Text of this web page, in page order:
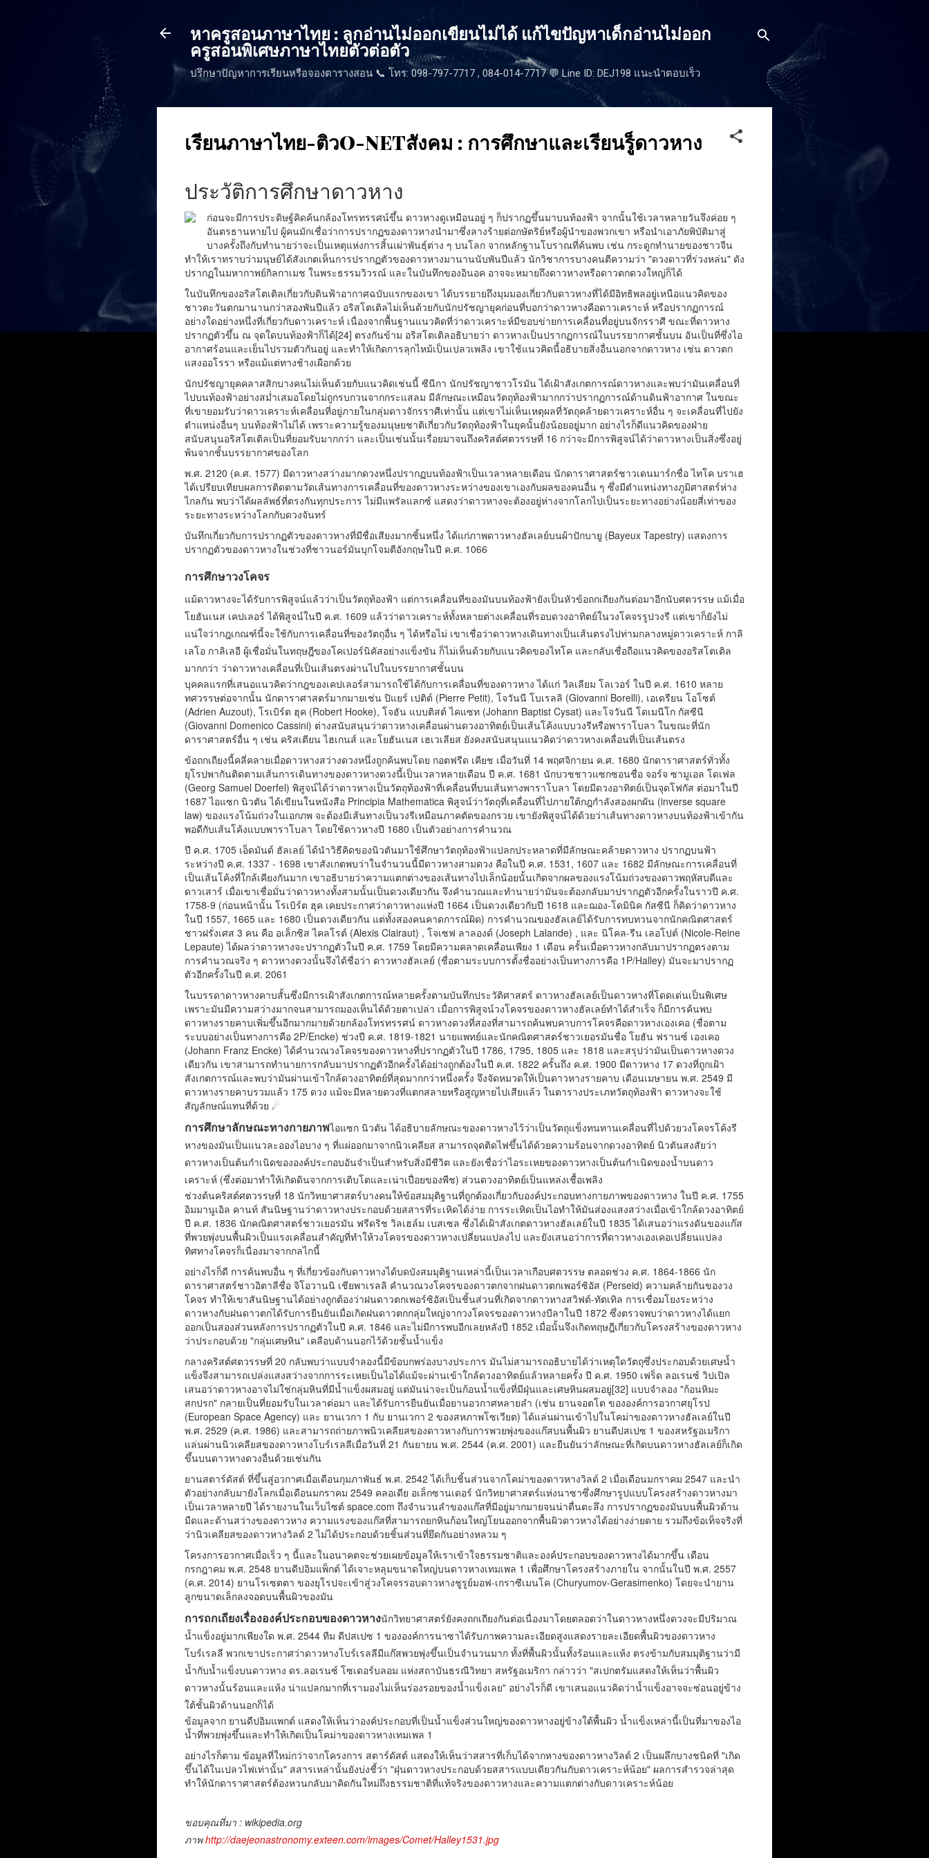
ข้ามไปที่เนื้อหาหลัก
หาครูสอนภาษาไทย : ลูกอ่านไม่ออกเขียนไม่ได้ แก้ไขปัญหาเด็กอ่านไม่ออก
ครูสอนพิเศษภาษาไทยตัวต่อตัว
ปรึกษาปัญหาการเรียนหรือจองตารางสอน 📞 โทร: 098-797-7717 , 084-014-7717 💬 Line ID: DEJ198 แนะนำตอบเร็ว
เรียนภาษาไทย-ติวO-NETสังคม : การศึกษาและเรียนรู็ดาวหาง
ประวัติการศึกษาดาวหาง
ก่อนจะมีการประดิษฐ์คิดค้นกล้องโทรทรรศน์ขึ้น ดาวหางดูเหมือนอยู่ ๆ ก็ปรากฏขึ้นมาบนท้องฟ้า จากนั้นใช้เวลาหลายวันจึงค่อย ๆ
อันตรธานหายไป ผู้คนมักเชื่อว่าการปรากฏของดาวหางนำมาซึ่งลางร้ายต่อกษัตริย์หรือผู้นำของพวกเขา หรือนำเอาภัยพิบัติมาสู่
บางครั้งถึงกับทำนายว่าจะเป็นเหตุแห่งการสิ้นเผ่าพันธุ์ต่าง ๆ บนโลก จากหลักฐานโบราณที่ค้นพบ เช่น กระดูกทำนายของชาวจีน
ทำให้เราทราบว่ามนุษย์ได้สังเกตเห็นการปรากฏตัวของดาวหางมานานนับพันปีแล้ว นักวิชาการบางคนตีความว่า "ดวงดาวที่ร่วงหล่น" ดัง
ปรากฏในมหากาพย์กิลกาเมช ในพระธรรมวิวรณ์ และในบันทึกของอินอค อาจจะหมายถึงดาวหางหรือดาวตกดวงใหญ่ก็ได้
ในบันทึกของอริสโตเติลเกี่ยวกับดินฟ้าอากาศฉบับแรกของเขา ได้บรรยายถึงมุมมองเกี่ยวกับดาวหางที่ได้มีอิทธิพลอยู่เหนือแนวคิดของ
ชาวตะวันตกมานานกว่าสองพันปีแล้ว อริสโตเติลไม่เห็นด้วยกับนักปรัชญายุคก่อนที่บอกว่าดาวหางคือดาวเคราะห์ หรือปรากฏการณ์
อย่างใดอย่างหนึ่งที่เกี่ยวกับดาวเคราะห์ เนื่องจากพื้นฐานแนวคิดที่ว่าดาวเคราะห์มีขอบข่ายการเคลื่อนที่อยู่บนจักรราศี ขณะที่ดาวหาง
ปรากฏตัวขึ้น ณ จุดใดบนท้องฟ้าก็ได้[24] ตรงกันข้าม อริสโตเติลอธิบายว่า ดาวหางเป็นปรากฏการณ์ในบรรยากาศชั้นบน อันเป็นที่ซึ่งไอ
อากาศร้อนและเย็นไปรวมตัวกันอยู่ และทำให้เกิดการลุกไหม้เป็นเปลวเพลิง เขาใช้แนวคิดนี้อธิบายสิ่งอื่นนอกจากดาวหาง เช่น ดาวตก
แสงออโรรา หรือแม้แต่ทางช้างเผือกด้วย
นักปรัชญายุคคลาสสิกบางคนไม่เห็นด้วยกับแนวคิดเช่นนี้ ซีนีกา นักปรัชญาชาวโรมัน ได้เฝ้าสังเกตการณ์ดาวหางและพบว่ามันเคลื่อนที่
ไปบนท้องฟ้าอย่างสม่ำเสมอโดยไม่ถูกรบกวนจากกระแสลม มีลักษณะเหมือนวัตถุท้องฟ้ามากกว่าปรากฏการณ์ด้านดินฟ้าอากาศ ในขณะ
ที่เขายอมรับว่าดาวเคราะห์เคลื่อนที่อยู่ภายในกลุ่มดาวจักรราศีเท่านั้น แต่เขาไม่เห็นเหตุผลที่วัตถุคล้ายดาวเคราะห์อื่น ๆ จะเคลื่อนที่ไปยัง
ตำแหน่งอื่นๆ บนท้องฟ้าไม่ได้ เพราะความรู้ของมนุษยชาติเกี่ยวกับวัตถุท้องฟ้าในยุคนั้นยังน้อยอยู่มาก อย่างไรก็ดีแนวคิดของฝ่าย
สนับสนุนอริสโตเติลเป็นที่ยอมรับมากกว่า และเป็นเช่นนั้นเรื่อยมาจนถึงคริสต์ศตวรรษที่ 16 กว่าจะมีการพิสูจน์ได้ว่าดาวหางเป็นสิ่งซึ่งอยู่
พ้นจากชั้นบรรยากาศของโลก
พ.ศ. 2120 (ค.ศ. 1577) มีดาวหางสว่างมากดวงหนึ่งปรากฏบนท้องฟ้าเป็นเวลาหลายเดือน นักดาราศาสตร์ชาวเดนมาร์กชื่อ ไทโค บราเฮ
ได้เปรียบเทียบผลการติดตามวัดเส้นทางการเคลื่อนที่ของดาวหางระหว่างของเขาเองกับผลของคนอื่น ๆ ซึ่งมีตำแหน่งทางภูมิศาสตร์ห่าง
ไกลกัน พบว่าได้ผลลัพธ์ที่ตรงกันทุกประการ ไม่มีแพรัลแลกซ์ แสดงว่าดาวหางจะต้องอยู่ห่างจากโลกไปเป็นระยะทางอย่างน้อยสี่เท่าของ
ระยะทางระหว่างโลกกับดวงจันทร์
บันทึกเกี่ยวกับการปรากฏตัวของดาวหางที่มีชื่อเสียงมากชิ้นหนึ่ง ได้แก่ภาพดาวหางฮัลเลย์บนผ้าปักบายู (Bayeux Tapestry) แสดงการ
ปรากฏตัวของดาวหางในช่วงที่ชาวนอร์มันบุกโจมตีอังกฤษในปี ค.ศ. 1066
การศึกษาวงโคจร
แม้ดาวหางจะได้รับการพิสูจน์แล้วว่าเป็นวัตถุท้องฟ้า แต่การเคลื่อนที่ของมันบนท้องฟ้ายังเป็นหัวข้อถกเถียงกันต่อมาอีกนับศตวรรษ แม้เมื่อ
โยฮันเนส เคปเลอร์ ได้พิสูจน์ในปี ค.ศ. 1609 แล้วว่าดาวเคราะห์ทั้งหลายต่างเคลื่อนที่รอบดวงอาทิตย์ในวงโคจรรูปวงรี แต่เขาก็ยังไม่
แน่ใจว่ากฎเกณฑ์นี้จะใช้กับการเคลื่อนที่ของวัตถุอื่น ๆ ได้หรือไม่ เขาเชื่อว่าดาวหางเดินทางเป็นเส้นตรงไปท่ามกลางหมู่ดาวเคราะห์ กาลิ
เลโอ กาลิเลอี ผู้เชื่อมั่นในทฤษฎีของโคเปอร์นิคัสอย่างแข็งขัน ก็ไม่เห็นด้วยกับแนวคิดของไทโค และกลับเชื่อถือแนวคิดของอริสโตเติล
มากกว่า ว่าดาวหางเคลื่อนที่เป็นเส้นตรงผ่านไปในบรรยากาศชั้นบน
บุคคลแรกที่เสนอแนวคิดว่ากฎของเคปเลอร์สามารถใช้ได้กับการเคลื่อนที่ของดาวหาง ได้แก่ วิลเลียม โลเวอร์ ในปี ค.ศ. 1610 หลาย
ทศวรรษต่อจากนั้น นักดาราศาสตร์มากมายเช่น ปิแยร์ เปติต์ (Pierre Petit), โจวันนี โบเรลลิ (Giovanni Borelli), เอเดรียน โอโซต์
(Adrien Auzout), โรเบิร์ต ฮุค (Robert Hooke), โจฮัน แบบติสต์ ไคแซท (Johann Baptist Cysat) และโจวันนี โดเมนีโก กัสซีนี
(Giovanni Domenico Cassini) ต่างสนับสนุนว่าดาวหางเคลื่อนผ่านดวงอาทิตย์เป็นเส้นโค้งแบบวงรีหรือพาราโบลา ในขณะที่นัก
ดาราศาสตร์อื่น ๆ เช่น คริสเตียน ไฮเกนส์ และโยฮันเนส เฮเวเลียส ยังคงสนับสนุนแนวคิดว่าดาวหางเคลื่อนที่เป็นเส้นตรง
ข้อถกเถียงนี้คลี่คลายเมื่อดาวหางสว่างดวงหนึ่งถูกค้นพบโดย กอตฟรีด เคียช เมื่อวันที่ 14 พฤศจิกายน ค.ศ. 1680 นักดาราศาสตร์ทั่วทั้ง
ยุโรปพากันติดตามเส้นการเดินทางของดาวหางดวงนี้เป็นเวลาหลายเดือน ปี ค.ศ. 1681 นักบวชชาวแซกซอนชื่อ จอร์จ ซามูเอล โดเฟล
(Georg Samuel Doerfel) พิสูจน์ได้ว่าดาวหางเป็นวัตถุท้องฟ้าที่เคลื่อนที่บนเส้นทางพาราโบลา โดยมีดวงอาทิตย์เป็นจุดโฟกัส ต่อมาในปี
1687 ไอแซก นิวตัน ได้เขียนในหนังสือ Principia Mathematica พิสูจน์ว่าวัตถุที่เคลื่อนที่ไปภายใต้กฎกำลังสองผกผัน (inverse square
law) ของแรงโน้มถ่วงในเอกภพ จะต้องมีเส้นทางเป็นวงรีเหมือนภาคตัดของกรวย เขายังพิสูจน์ได้ด้วยว่าเส้นทางดาวหางบนท้องฟ้าเข้ากัน
พอดีกับเส้นโค้งแบบพาราโบลา โดยใช้ดาวหางปี 1680 เป็นตัวอย่างการคำนวณ
ปี ค.ศ. 1705 เอ็ดมันด์ ฮัลเลย์ ได้นำวิธีคิดของนิวตันมาใช้ศึกษาวัตถุท้องฟ้าแปลกประหลาดที่มีลักษณะคล้ายดาวหาง ปรากฏบนฟ้า
ระหว่างปี ค.ศ. 1337 - 1698 เขาสังเกตพบว่าในจำนวนนี้มีดาวหางสามดวง คือในปี ค.ศ. 1531, 1607 และ 1682 มีลักษณะการเคลื่อนที่
เป็นเส้นโค้งที่ใกล้เคียงกันมาก เขาอธิบายว่าความแตกต่างของเส้นทางไปเล็กน้อยนั้นเกิดจากผลของแรงโน้มถ่วงของดาวพฤหัสบดีและ
ดาวเสาร์ เมื่อเขาเชื่อมั่นว่าดาวหางทั้งสามนั้นเป็นดวงเดียวกัน จึงคำนวณและทำนายว่ามันจะต้องกลับมาปรากฏตัวอีกครั้งในราวปี ค.ศ.
1758-9 (ก่อนหน้านั้น โรเบิร์ต ฮุค เคยประกาศว่าดาวหางแห่งปี 1664 เป็นดวงเดียวกับปี 1618 และฌอง-โดมินิค กัสซีนี ก็คิดว่าดาวหาง
ในปี 1557, 1665 และ 1680 เป็นดวงเดียวกัน แต่ทั้งสองคนคาดการณ์ผิด) การคำนวณของฮัลเลย์ได้รับการทบทวนจากนักคณิตศาสตร์
ชาวฝรั่งเศส 3 คน คือ อเล็กซิส ไคลโรต์ (Alexis Clairaut) , โจเซฟ ลาลองด์ (Joseph Lalande) , และ นิโคล-รีน เลอโปต์ (Nicole-Reine
Lepaute) ได้ผลว่าดาวหางจะปรากฏตัวในปี ค.ศ. 1759 โดยมีความคลาดเคลื่อนเพียง 1 เดือน ครั้นเมื่อดาวหางกลับมาปรากฏตรงตาม
การคำนวณจริง ๆ ดาวหางดวงนั้นจึงได้ชื่อว่า ดาวหางฮัลเลย์ (ชื่อตามระบบการตั้งชื่ออย่างเป็นทางการคือ 1P/Halley) มันจะมาปรากฏ
ตัวอีกครั้งในปี ค.ศ. 2061
ในบรรดาดาวหางคาบสั้นซึ่งมีการเฝ้าสังเกตการณ์หลายครั้งตามบันทึกประวัติศาสตร์ ดาวหางฮัลเลย์เป็นดาวหางที่โดดเด่นเป็นพิเศษ
เพราะมันมีความสว่างมากจนสามารถมองเห็นได้ด้วยตาเปล่า เมื่อการพิสูจน์วงโคจรของดาวหางฮัลเลย์ทำได้สำเร็จ ก็มีการค้นพบ
ดาวหางรายคาบเพิ่มขึ้นอีกมากมายด้วยกล้องโทรทรรศน์ ดาวหางดวงที่สองที่สามารถค้นพบคาบการโคจรคือดาวหางเองเคอ (ชื่อตาม
ระบบอย่างเป็นทางการคือ 2P/Encke) ช่วงปี ค.ศ. 1819-1821 นายแพทย์และนักคณิตศาสตร์ชาวเยอรมันชื่อ โยฮัน ฟรานซ์ เองเคอ
(Johann Franz Encke) ได้คำนวณวงโคจรของดาวหางที่ปรากฏตัวในปี 1786, 1795, 1805 และ 1818 และสรุปว่ามันเป็นดาวหางดวง
เดียวกัน เขาสามารถทำนายการกลับมาปรากฏตัวอีกครั้งได้อย่างถูกต้องในปี ค.ศ. 1822 ครั้นถึง ค.ศ. 1900 มีดาวหาง 17 ดวงที่ถูกเฝ้า
สังเกตการณ์และพบว่ามันผ่านเข้าใกล้ดวงอาทิตย์ที่สุดมากกว่าหนึ่งครั้ง จึงจัดหมวดให้เป็นดาวหางรายคาบ เดือนเมษายน พ.ศ. 2549 มี
ดาวหางรายคาบรวมแล้ว 175 ดวง แม้จะมีหลายดวงที่แตกสลายหรือสูญหายไปเสียแล้ว ในตารางประเภทวัตถุท้องฟ้า ดาวหางจะใช้
สัญลักษณ์แทนที่ด้วย ☄
การศึกษาลักษณะทางกายภาพไอแซก นิวตัน ได้อธิบายลักษณะของดาวหางไว้ว่าเป็นวัตถุแข็งทนทานเคลื่อนที่ไปด้วยวงโคจรโค้งรี
หางของมันเป็นแนวละอองไอบาง ๆ ที่แผ่ออกมาจากนิวเคลียส สามารถจุดติดไฟขึ้นได้ด้วยความร้อนจากดวงอาทิตย์ นิวตันสงสัยว่า
ดาวหางเป็นต้นกำเนิดขององค์ประกอบอันจำเป็นสำหรับสิ่งมีชีวิต และยังเชื่อว่าไอระเหยของดาวหางเป็นต้นกำเนิดของน้ำบนดาว
เคราะห์ (ซึ่งต่อมาทำให้เกิดดินจากการเติบโตและเน่าเปื่อยของพืช) ส่วนดวงอาทิตย์เป็นแหล่งเชื้อเพลิง
ช่วงต้นคริสต์ศตวรรษที่ 18 นักวิทยาศาสตร์บางคนให้ข้อสมมุติฐานที่ถูกต้องเกี่ยวกับองค์ประกอบทางกายภาพของดาวหาง ในปี ค.ศ. 1755
อิมมานูเอิล คานท์ สันนิษฐานว่าดาวหางประกอบด้วยสสารที่ระเหิดได้ง่าย การระเหิดเป็นไอทำให้มันส่องแสงสว่างเมื่อเข้าใกล้ดวงอาทิตย์
ปี ค.ศ. 1836 นักคณิตศาสตร์ชาวเยอรมัน ฟรีดริช วิลเฮล์ม เบสเซล ซึ่งได้เฝ้าสังเกตดาวหางฮัลเลย์ในปี 1835 ได้เสนอว่าแรงดันของแก๊ส
ที่พวยพุ่งบนพื้นผิวเป็นแรงเคลื่อนสำคัญที่ทำให้วงโคจรของดาวหางเปลี่ยนแปลงไป และยังเสนอว่าการที่ดาวหางเองเคอเปลี่ยนแปลง
ทิศทางโคจรก็เนื่องมาจากกลไกนี้
อย่างไรก็ดี การค้นพบอื่น ๆ ที่เกี่ยวข้องกับดาวหางได้บดบังสมมุติฐานเหล่านี้เป็นเวลาเกือบศตวรรษ ตลอดช่วง ค.ศ. 1864-1866 นัก
ดาราศาสตร์ชาวอิตาลีชื่อ จิโอวานนิ เชียพาเรลลิ คำนวณวงโคจรของดาวตกจากฝนดาวตกเพอร์ซิอัส (Perseid) ความคล้ายกันของวง
โคจร ทำให้เขาสันนิษฐานได้อย่างถูกต้องว่าฝนดาวตกเพอร์ซิอัสเป็นชิ้นส่วนที่เกิดจากดาวหางสวิฟต์-ทัตเทิล การเชื่อมโยงระหว่าง
ดาวหางกับฝนดาวตกได้รับการยืนยันเมื่อเกิดฝนดาวตกกลุ่มใหญ่จากวงโคจรของดาวหางบีลาในปี 1872 ซึ่งตรวจพบว่าดาวหางได้แยก
ออกเป็นสองส่วนหลังการปรากฏตัวในปี ค.ศ. 1846 และไม่มีการพบอีกเลยหลังปี 1852 เมื่อนั้นจึงเกิดทฤษฎีเกี่ยวกับโครงสร้างของดาวหาง
ว่าประกอบด้วย "กลุ่มเศษหิน" เคลือบด้านนอกไว้ด้วยชั้นน้ำแข็ง
กลางคริสต์ศตวรรษที่ 20 กลับพบว่าแบบจำลองนี้มีข้อบกพร่องบางประการ มันไม่สามารถอธิบายได้ว่าเหตุใดวัตถุซึ่งประกอบด้วยเศษน้ำ
แข็งจึงสามารถเปล่งแสงสว่างจากการระเหยเป็นไอได้แม้จะผ่านเข้าใกล้ดวงอาทิตย์แล้วหลายครั้ง ปี ค.ศ. 1950 เฟร็ด ลอเรนซ์ วิปเปิล
เสนอว่าดาวหางอาจไม่ใช่กลุ่มหินที่มีน้ำแข็งผสมอยู่ แต่มันน่าจะเป็นก้อนน้ำแข็งที่มีฝุ่นและเศษหินผสมอยู่[32] แบบจำลอง "ก้อนหิมะ
สกปรก" กลายเป็นที่ยอมรับในเวลาต่อมา และได้รับการยืนยันเมื่อยานอวกาศหลายลำ (เช่น ยานจอตโต ขององค์การอวกาศยุโรป
(European Space Agency) และ ยานเวกา 1 กับ ยานเวกา 2 ของสหภาพโซเวียต) ได้แล่นผ่านเข้าไปในโคม่าของดาวหางฮัลเลย์ในปี
พ.ศ. 2529 (ค.ศ. 1986) และสามารถถ่ายภาพนิวเคลียสของดาวหางกับการพวยพุ่งของแก๊สบนพื้นผิว ยานดีปสเปซ 1 ของสหรัฐอเมริกา
แล่นผ่านนิวเคลียสของดาวหางโบร์เรลลีเมื่อวันที่ 21 กันยายน พ.ศ. 2544 (ค.ศ. 2001) และยืนยันว่าลักษณะที่เกิดบนดาวหางฮัลเลย์ก็เกิด
ขึ้นบนดาวหางดวงอื่นด้วยเช่นกัน
ยานสตาร์ดัสต์ ที่ขึ้นสู่อวกาศเมื่อเดือนกุมภาพันธ์ พ.ศ. 2542 ได้เก็บชิ้นส่วนจากโคม่าของดาวหางวิลด์ 2 เมื่อเดือนมกราคม 2547 และนำ
ตัวอย่างกลับมายังโลกเมื่อเดือนมกราคม 2549 คลอเดีย อเล็กซานเดอร์ นักวิทยาศาสตร์แห่งนาซาซึ่งศึกษารูปแบบโครงสร้างดาวหางมา
เป็นเวลาหลายปี ได้รายงานในเว็บไซต์ space.com ถึงจำนวนลำของแก๊สที่มีอยู่มากมายจนน่าตื่นตะลึง การปรากฏของมันบนพื้นผิวด้าน
มืดและด้านสว่างของดาวหาง ความแรงของแก๊สที่สามารถยกหินก้อนใหญ่โยนออกจากพื้นผิวดาวหางได้อย่างง่ายดาย รวมถึงข้อเท็จจริงที่
ว่านิวเคลียสของดาวหางวิลด์ 2 ไม่ได้ประกอบด้วยชิ้นส่วนที่ยึดกันอย่างหลวม ๆ
โครงการอวกาศเมื่อเร็ว ๆ นี้และในอนาคตจะช่วยเผยข้อมูลให้เราเข้าใจธรรมชาติและองค์ประกอบของดาวหางได้มากขึ้น เดือน
กรกฎาคม พ.ศ. 2548 ยานดีปอิมแพ็กต์ ได้เจาะหลุมขนาดใหญ่บนดาวหางเทมเพล 1 เพื่อศึกษาโครงสร้างภายใน จากนั้นในปี พ.ศ. 2557
(ค.ศ. 2014) ยานโรเซตตา ของยุโรปจะเข้าสู่วงโคจรรอบดาวหางชูรูย์มอฟ-เกราซีเมนโค (Churyumov-Gerasimenko) โดยจะนำยาน
ลูกขนาดเล็กลงจอดบนพื้นผิวของมัน
การถกเถียงเรื่ององค์ประกอบของดาวหางนักวิทยาศาสตร์ยังคงถกเถียงกันต่อเนื่องมาโดยตลอดว่าในดาวหางหนึ่งดวงจะมีปริมาณ
น้ำแข็งอยู่มากเพียงใด พ.ศ. 2544 ทีม ดีปสเปซ 1 ขององค์การนาซาได้รับภาพความละเอียดสูงแสดงรายละเอียดพื้นผิวของดาวหาง
โบร์เรลลี พวกเขาประกาศว่าดาวหางโบร์เรลลีมีแก๊สพวยพุ่งขึ้นเป็นจำนวนมาก ทั้งที่พื้นผิวนั้นทั้งร้อนและแห้ง ตรงข้ามกับสมมุติฐานว่ามี
น้ำกับน้ำแข็งบนดาวหาง ดร.ลอเรนซ์ โซเดอร์บลอม แห่งสถาบันธรณีวิทยา สหรัฐอเมริกา กล่าวว่า "สเปกตรัมแสดงให้เห็นว่าพื้นผิว
ดาวหางนั้นร้อนและแห้ง น่าแปลกมากที่เรามองไม่เห็นร่องรอยของน้ำแข็งเลย" อย่างไรก็ดี เขาเสนอแนวคิดว่าน้ำแข็งอาจจะซ่อนอยู่ข้าง
ใต้ชั้นผิวด้านนอกก็ได้
ข้อมูลจาก ยานดีปอิมแพกต์ แสดงให้เห็นว่าองค์ประกอบที่เป็นน้ำแข็งส่วนใหญ่ของดาวหางอยู่ข้างใต้พื้นผิว น้ำแข็งเหล่านี้เป็นที่มาของไอ
น้ำที่พวยพุ่งขึ้นและทำให้เกิดเป็นโคม่าของดาวหางเทมเพล 1
อย่างไรก็ตาม ข้อมูลที่ใหม่กว่าจากโครงการ สตาร์ดัสต์ แสดงให้เห็นว่าสสารที่เก็บได้จากหางของดาวหางวิลด์ 2 เป็นผลึกบางชนิดที่ "เกิด
ขึ้นได้ในเปลวไฟเท่านั้น" สสารเหล่านั้นยังบ่งชี้ว่า "ฝุ่นดาวหางประกอบด้วยสสารแบบเดียวกันกับดาวเคราะห์น้อย" ผลการสำรวจล่าสุด
ทำให้นักดาราศาสตร์ต้องหวนกลับมาคิดกันใหม่ถึงธรรมชาติที่แท้จริงของดาวหางและความแตกต่างกับดาวเคราะห์น้อย
ขอบคุณที่มา : wikipedia.org
ภาพhttp://daejeonastronomy.exteen.com/images/Comet/Halley1531.jpg